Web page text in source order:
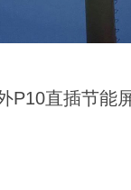
P10直插节能